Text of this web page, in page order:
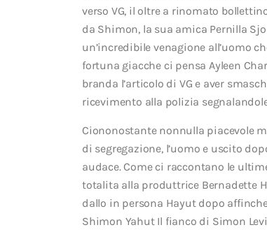
verso VG, il oltre a rinomato
da Shimon, la sua amica Pernilla
un’incredibile venagione all’uomo
fortuna giacche ci pensa Ayleen
branda l’articolo di VG e aver
ricevimento alla polizia
Ciononostante nonnulla piacevole
di segregazione, l’uomo e uscito
audace. Come ci raccontano le
totalita alla produttrice Bernadette
dallo in persona Hayut dopo
Shimon Yahut Il fianco di Simon